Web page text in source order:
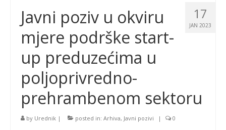
17
JAN 2023
Javni poziv u okviru
mjere podrške start-
up preduzećima u
poljoprivredno-
prehrambenom sektoru
by Urednik | posted in: Arhiva, Javni pozivi | 0